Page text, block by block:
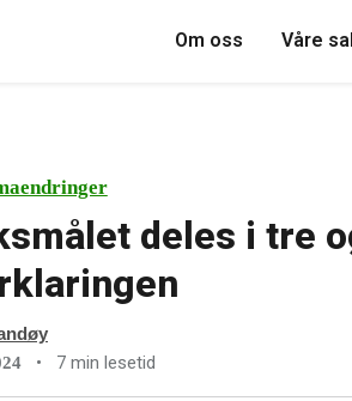
Om oss Våre
deles i tre
• 7 min lesetid